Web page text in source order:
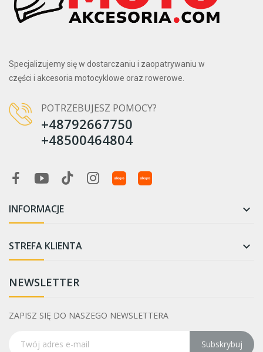
Specjalizujemy się w dostarczaniu i zaopatrywaniu w
części i akcesoria motocyklowe oraz rowerowe.
POTRZEBUJESZ POMOCY?
+48792667750
+48500464804
INFORMACJE 
STREFA KLIENTA 
NEWSLETTER
ZAPISZ SIĘ DO NASZEGO NEWSLETTERA
Subskrybuj